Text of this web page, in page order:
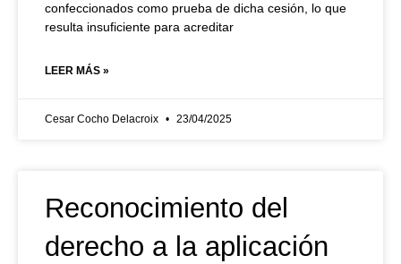
confeccionados como prueba de dicha cesión, lo que
resulta insuficiente para acreditar
LEER MÁS »
Cesar Cocho Delacroix 23/04/2025
Reconocimiento del
derecho a la aplicación